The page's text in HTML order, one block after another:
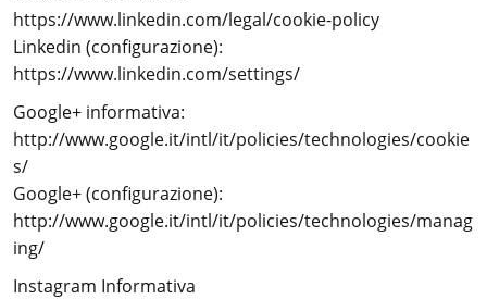
https://www.linkedin.com/legal/cookie-policy
Linkedin (configurazione):
https://www.linkedin.com/settings/
Google+ informativa:
http://www.google.it/intl/it/policies/technologies/cookie
s/
Google+ (configurazione):
http://www.google.it/intl/it/policies/technologies/manag
ing/
Instagram Informativa